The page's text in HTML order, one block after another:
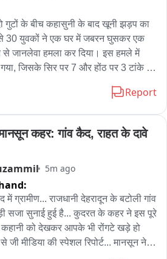
गुटों के बीच कहासुनी के बाद खूनी झड़प का
30 युवकों ने एक घर में जबरन घुसकर एक
जानलेवा हमला कर दिया। इस हमले में
जिसके सिर पर 7 और होंठ पर 3 टांके
की जा रही है। घायल युवक इरफान
इसी दौरान कुछ युवक वहां पहुंचे और
करने लगे। विरोध करने पर आरोपियों ने
बाद दोनों घर लौट आए और चाचा
का आरोप है कि कुछ ही देर बाद करीब
आए और जानलेवा हमला कर दिया। शोर
हुए तो हमलावर मौके से फरार हो गए। एक
आरोपी फरार। पुलिस ने बताया कि
के सूचना मिलने पर पुलिस टीम घायल के
ने एक पक्ष के गंभीर घायल को
Report
कहर: गांव कैद, राहत के दावे
5m ago
में ग्रामीण... राजधानी देहरादून के बटोली गांव
सजा सुनाई हुई है... कुदरत के कहर ने इस पूरे
को देखकर आपके भी रोंगटे खड़े हो
जी मीडिया की स्पेशल रिपोर्ट... मानसून ने